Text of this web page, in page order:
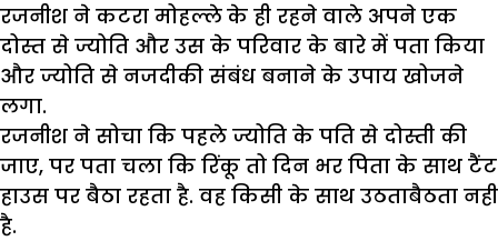
रजनीश ने कटरा मोहल्ले के ही रहने वाले अपने एक
दोस्त से ज्योति और उस के परिवार के बारे में पता किया
और ज्योति से नजदीकी संबंध बनाने के उपाय खोजने
लगा.
रजनीश ने सोचा कि पहले ज्योति के पति से दोस्ती की
जाए, पर पता चला कि रिंकू तो दिन भर पिता के साथ टैंट
हाउस पर बैठा रहता है. वह किसी के साथ उठताबैठता नहीं
है.